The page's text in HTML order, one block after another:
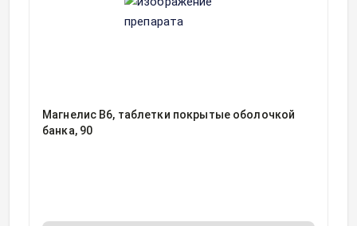
Магнелис В6, таблетки покрытые оболочкой
банка, 90